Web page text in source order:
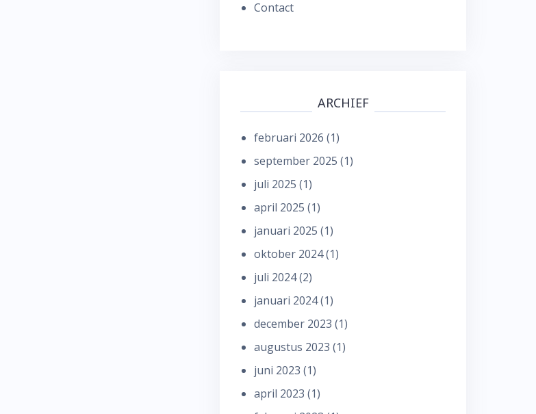
Contact
ARCHIEF
februari 2026 (1)
september 2025 (1)
juli 2025 (1)
april 2025 (1)
januari 2025 (1)
oktober 2024(1)
juli 2024(2)
januari 2024(1)
december 2023 (1)
augustus 2023 (1)
juni 2023 (1)
april 2023 (1)